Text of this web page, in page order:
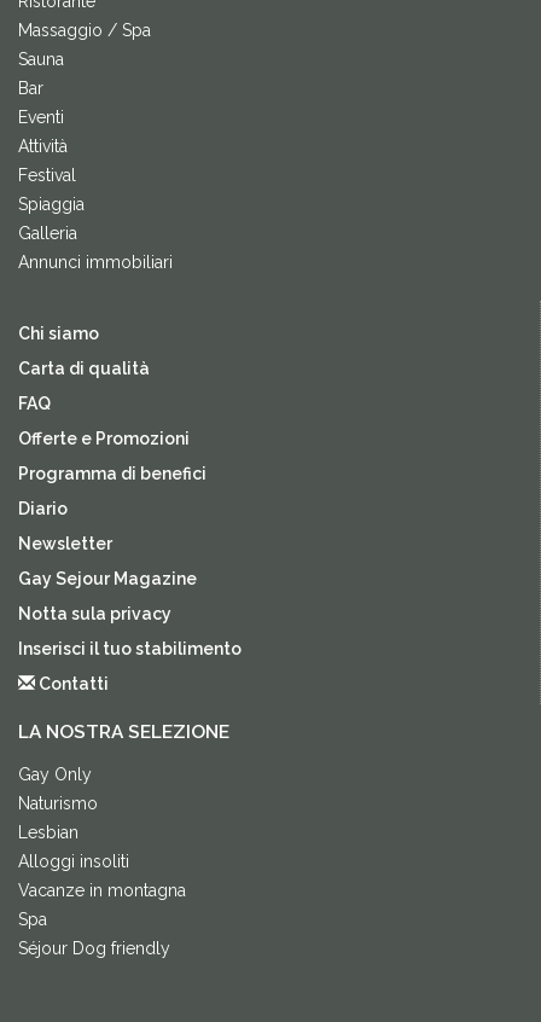
Massaggio / Spa
Sauna
Bar
Eventi
Attività
Festival
Spiaggia
Galleria
Annunci immobiliari
Chi siamo
Carta di qualità
FAQ
Offerte e Promozioni
Programma di benefici
Diario
Newsletter
Gay Sejour Magazine
Notta sula privacy
Inserisci il tuo stabilimento
Contatti
LA NOSTRA SELEZIONE
Gay Only
Naturismo
Lesbian
Alloggi insoliti
Vacanze in montagna
Spa
Séjour Dog friendly